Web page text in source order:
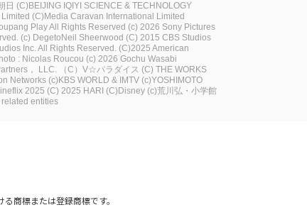
日 (C)BEIJING IQIYI SCIENCE & TECHNOLOGY
(C)Media Caravan International Limited
Play All Rights Reserved (c) 2026 Sony Pictures
(c) DegetoNeil Sheerwood (C) 2015 CBS Studios
Inc. All Rights Reserved. (C)2025 American
: Nicolas Roucou (c) 2026 Gochu Wasabi
， LLC. （C）V☆パラダイス (C) THE WORKS
Networks (c)KBS WORLD & IMTV (c)YOSHIMOTO
2025 (C) 2025 HARI (C)Disney (c)荒川弘・小学館
entities
商標または登録商標です。